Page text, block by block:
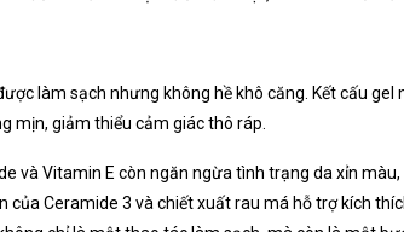
làm sạch nhưng không hề khô căng. Kết cấu
mịn, giảm thiểu cảm giác thô ráp.
và Vitamin E còn ngăn ngừa tình trạng da xỉn
của Ceramide 3 và chiết xuất rau má hỗ trợ kích